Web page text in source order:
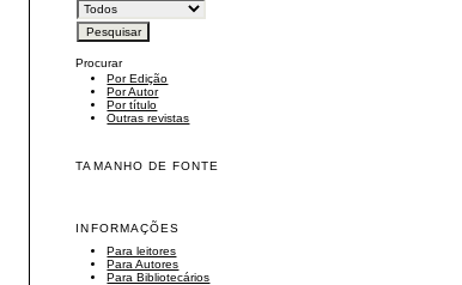
Procurar
Por Edição
Por Autor
Por título
Outras revistas
TAMANHO DE FONTE
INFORMAÇÕES
Para leitores
Para Autores
Para Bibliotecários